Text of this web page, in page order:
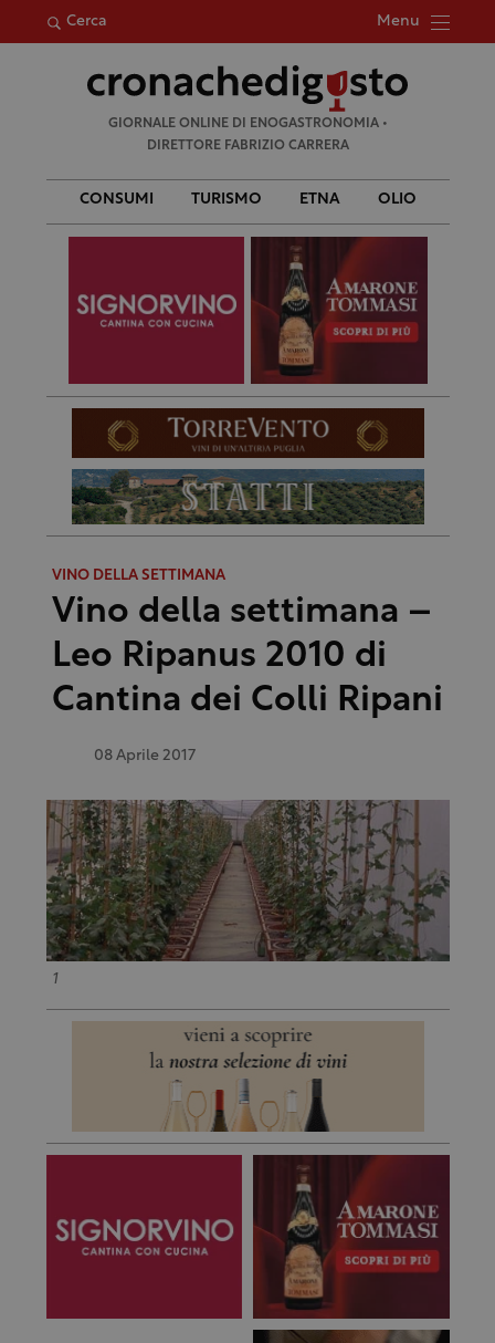
Cerca Menu
per:
GIORNALE ONLINE DI ENOGASTRONOMIA •
DIRETTORE FABRIZIO CARRERA
CONSUMI TURISMO ETNA OLIO
VINO DELLA SETTIMANA
Vino della settimana –
Leo Ripanus 2010 di
Cantina dei Colli Ripani
08 Aprile 2017
1